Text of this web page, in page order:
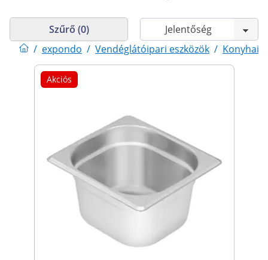
/ expondo / Vendéglátóipari eszközök / Konyhai
Szűrő (0)
Akciós